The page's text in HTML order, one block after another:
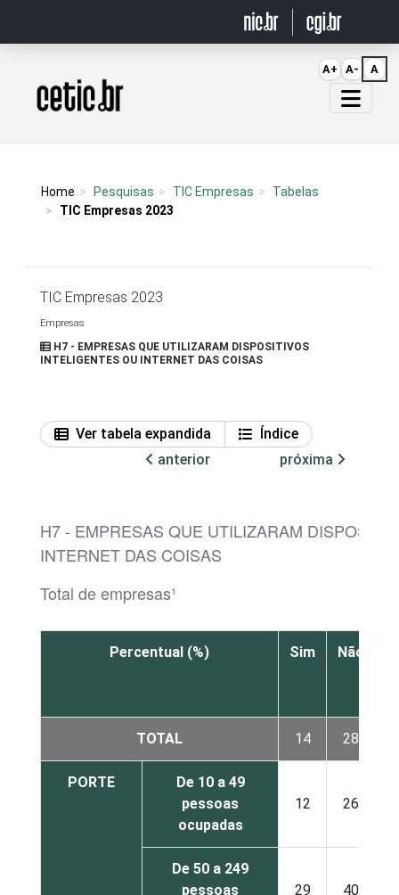
Página inicial
Home Pesquisas TIC Empresas
Tabelas
TIC Empresas 2023
TIC Empresas 2023
Empresas
H7 - EMPRESAS QUE UTILIZARAM DISPOSITIVOS
INTELIGENTES OU INTERNET DAS COISAS
Ver tabela expandida
Índice
anterior
próxima
H7 - EMPRESAS QUE UTILIZARAM
INTERNET DAS COISAS
Total de empresas¹
Percentual (%) Sim Não
TOTAL 14 28
PORTE
De 10 a 49
pessoas
ocupadas
12 26
De 50 a 249
pessoas
29 40
A+ A- A